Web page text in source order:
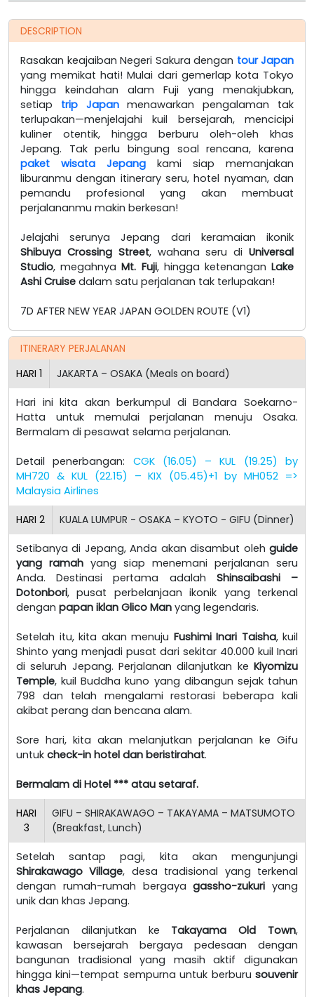
DESCRIPTION
Rasakan keajaiban Negeri Sakura dengan tour Japan
yang memikat hati! Mulai dari gemerlap kota Tokyo
hingga keindahan alam Fuji yang menakjubkan,
setiap trip Japanmenawarkan pengalaman tak
terlupakan—menjelajahi kuil bersejarah, mencicipi
kuliner otentik, hingga berburu oleh-oleh khas
Jepang. Tak perlu bingung soal rencana, karena
paket wisata Jepang kami siap memanjakan
liburanmu dengan itinerary seru, hotel nyaman, dan
pemandu profesional yang akan membuat
perjalananmu makin berkesan!
Jelajahi serunya Jepang dari keramaian ikonik
Shibuya Crossing Street, wahana seru diUniversal
Studio, megahnyaMt. Fuji, hingga ketenanganLake
Ashi Cruise dalam satu perjalanan tak terlupakan!
7D AFTER NEW YEAR JAPAN GOLDEN ROUTE (V1)
ITINERARY PERJALANAN
HARI 1 JAKARTA – OSAKA (Meals on board)
Hari ini kita akan berkumpul di Bandara Soekarno-
Hatta untuk memulai perjalanan menuju Osaka.
Bermalam di pesawat selama perjalanan.
Detail penerbangan: CGK (16.05) – KUL (19.25) by
MH720 & KUL (22.15) – KIX (05.45)+1 by MH052 =>
Malaysia Airlines
HARI 2 KUALA LUMPUR - OSAKA – KYOTO - GIFU (Dinner)
Setibanya di Jepang, Anda akan disambut oleh guide
yang ramah yang siap menemani perjalanan seru
Anda. Destinasi pertama adalah Shinsaibashi –
Dotonbori, pusat perbelanjaan ikonik yang terkenal
dengan papan iklan Glico Man yang legendaris.
Setelah itu, kita akan menuju Fushimi Inari Taisha, kuil
Shinto yang menjadi pusat dari sekitar 40.000 kuil Inari
di seluruh Jepang. Perjalanan dilanjutkan ke Kiyomizu
Temple, kuil Buddha kuno yang dibangun sejak tahun
798 dan telah mengalami restorasi beberapa kali
akibat perang dan bencana alam.
Sore hari, kita akan melanjutkan perjalanan ke Gifu
untuk check-in hotel dan beristirahat.
Bermalam di Hotel *** atau setaraf.
HARI
3
GIFU – SHIRAKAWAGO – TAKAYAMA – MATSUMOTO
(Breakfast, Lunch)
Setelah santap pagi, kita akan mengunjungi
Shirakawago Village, desa tradisional yang terkenal
dengan rumah-rumah bergayagassho-zukuri yang
unik dan khas Jepang.
Perjalanan dilanjutkan ke Takayama Old Town,
kawasan bersejarah bergaya pedesaan dengan
bangunan tradisional yang masih aktif digunakan
hingga kini—tempat sempurna untuk berburu souvenir
khas Jepang.